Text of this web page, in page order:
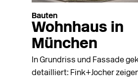
Bauten
Wohnhaus in
München
In Grundriss und Fassade
detailliert: Fink+Jocher